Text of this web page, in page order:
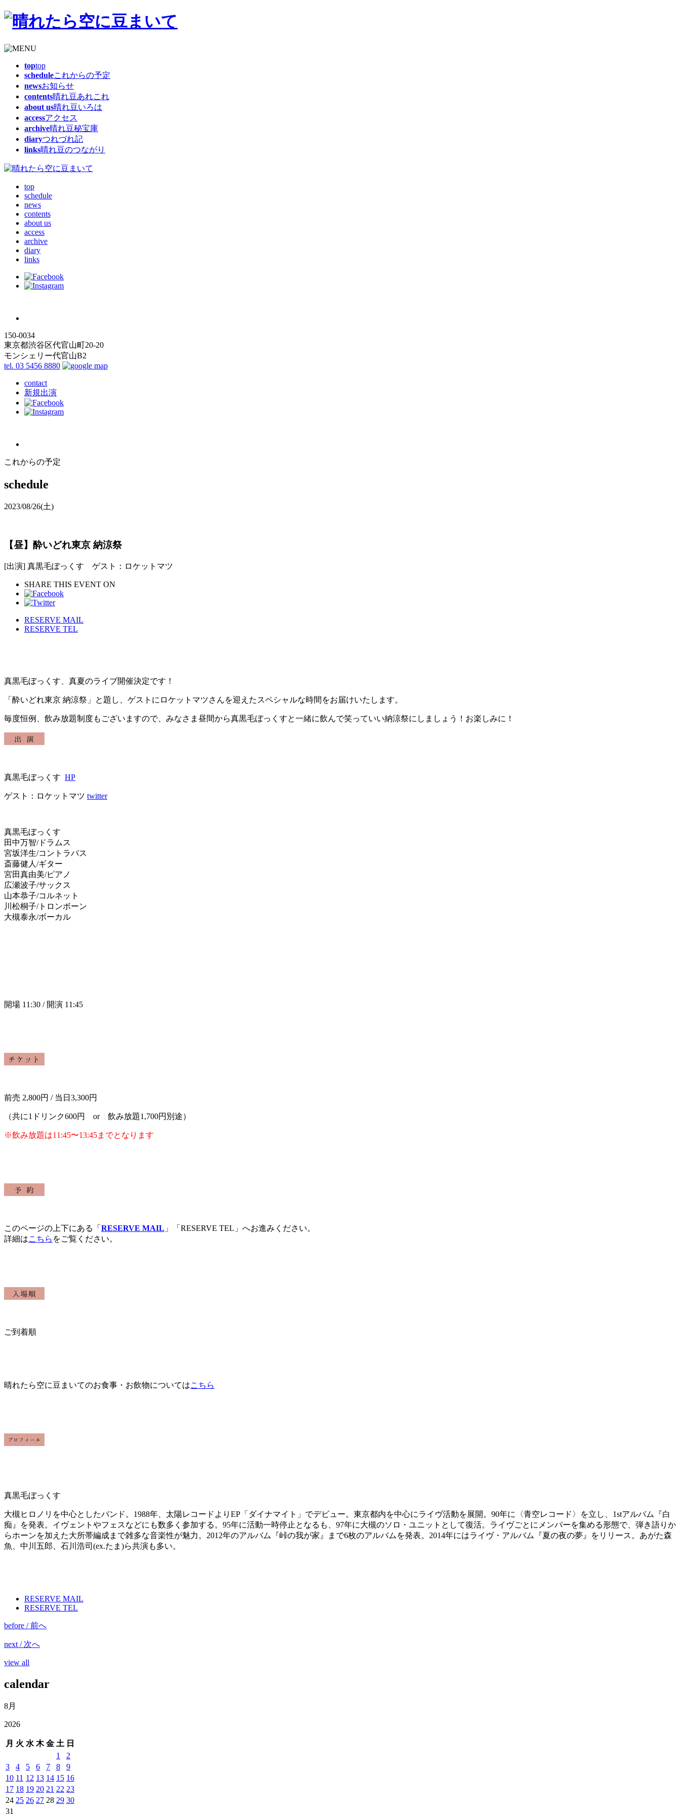
toptop
scheduleこれからの予定
newsお知らせ
contents晴れ豆あれこれ
about us晴れ豆いろは
accessアクセス
archive晴れ豆秘宝庫
diaryつれづれ記
links晴れ豆のつながり
top
schedule
news
contents
about us
access
archive
diary
links
150-0034
東京都渋谷区代官山町20-20
モンシェリー代官山B2
tel. 03 5456 8880
contact
新規出演
これからの予定
schedule
2023/08/26(土)
【昼】酔いどれ東京 納涼祭
[出演] 真黒毛ぼっくす ゲスト：ロケットマツ
SHARE THIS EVENT ON
RESERVE MAIL
RESERVE TEL
真黒毛ぼっくす、真夏のライブ開催決定です！
「酔いどれ東京 納涼祭」と題し、ゲストにロケットマツさんを迎えたスペシャルな時間をお届けいたします。
毎度恒例、飲み放題制度もございますので、みなさま昼間から真黒毛ぼっくすと一緒に飲んで笑っていい納涼祭にしましょう！お楽しみに！
真黒毛ぼっくす HP
ゲスト：ロケットマツ twitter
真黒毛ぼっくす
田中万智/ドラムス
宮坂洋生/コントラバス
斎藤健人/ギター
宮田真由美/ピアノ
広瀬波子/サックス
山本恭子/コルネット
川松桐子/トロンボーン
大槻泰永/ボーカル
開場 11:30 / 開演 11:45
前売 2,800円 / 当日3,300円
（共に1ドリンク600円 or 飲み放題1,700円別途）
※飲み放題は11:45〜13:45までとなります
このページの上下にある「 RESERVE MAIL 」「RESERVE TEL」へお進みください。
詳細はこちら をご覧ください。
ご到着順
晴れたら空に豆まいてのお食事・お飲物についてはこちら
真黒毛ぼっくす
大槻ヒロノリを中心としたバンド。1988年、太陽レコードよりEP「ダイナマイト」でデビュー。東京都内を中心にライヴ活動を展開。90年に〈青空レコード〉を立し、1stアルバム『白
痴』を発表。イヴェントやフェスなどにも数多く参加する。95年に活動一時停止となるも、97年に大槻のソロ・ユニットとして復活。ライヴごとにメンバーを集める形態で、弾き語りか
らホーンを加えた大所帯編成まで雑多な音楽性が魅力。2012年のアルバム『峠の我が家』まで6枚のアルバムを発表。2014年にはライヴ・アルバム『夏の夜の夢』をリリース。あがた森
魚、中川五郎、石川浩司(ex.たま)ら共演も多い。
RESERVE MAIL
RESERVE TEL
before / 前へ
next / 次へ
view all
calendar
8月
2026
月 火 水 木 金 土 日
1
2
3
4 5 6 7 8
9
10 11 12 13 14 15 16
17 18 19 20 21 22 23
24 25 26 27 28 29 30
31